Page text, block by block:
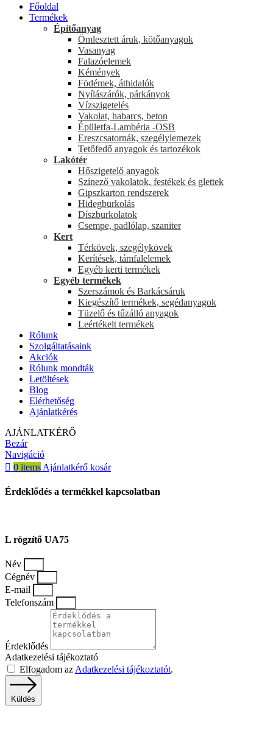
Főoldal
Termékek
Építőanyag
Ömlesztett áruk, kötőanyagok
Vasanyag
Falazóelemek
Kémények
Födémek, áthidalók
Nyílászárók, párkányok
Vízszigetelés
Vakolat, habarcs, beton
Épületfa-Lambéria -OSB
Ereszcsatornák, szegélylemezek
Tetőfedő anyagok és tartozékok
Lakótér
Hőszigetelő anyagok
Színező vakolatok, festékek és glettek
Gipszkarton rendszerek
Hidegburkolás
Díszburkolatok
Csempe, padlólap, szaniter
Kert
Térkövek, szegélykövek
Kerítések, támfalelemek
Egyéb kerti termékek
Egyéb termékek
Szerszámok és Barkácsáruk
Kiegészítő termékek, segédanyagok
Tüzelő és tűzálló anyagok
Leértékelt termékek
Rólunk
Szolgáltatásaink
Akciók
Rólunk mondták
Letöltések
Blog
Elérhetőség
Ajánlatkérés
AJÁNLATKÉRŐ
Bezár
Navigáció
0 items Ajánlatkérő kosár
Érdeklődés a termékkel kapcsolatban
L rögzítő UA75
Név
Cégnév
E-mail
Telefonszám
Érdeklődés
Adatkezelési tájékoztató
Elfogadom az Adatkezelési tájékoztatót.
Küldés